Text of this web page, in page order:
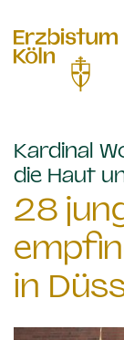
Kardinal
die Haut
28
in